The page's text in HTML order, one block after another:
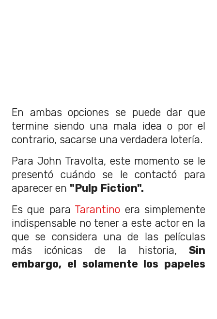
En ambas opciones se puede dar que
termine siendo una mala idea o por el
contrario, sacarse una verdadera lotería.
Para John Travolta, este momento se le
presentó cuándo se le contactó para
aparecer en "Pulp Fiction".
Es que para Tarantino era simplemente
indispensable no tener a este actor en la
que se considera una de las películas
más icónicas de la historia, Sin
embargo, el solamente los papeles